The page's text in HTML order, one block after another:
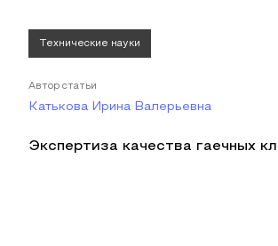
Технические науки
Автор статьи
Катькова Ирина Валерьевна
Экспертиза качества гаечных